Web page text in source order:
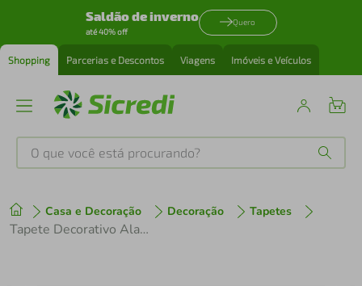
Saldão de inverno
até 40% off
Quero
Shopping Parcerias e Descontos Viagens Imóveis e Veículos
O que você está procurando?
Casa e Decoração Decoração Tapetes
Tapete Decorativo Alanya Fio Duplo Desenho 2 50x80cm - Global Decor
1º tenis